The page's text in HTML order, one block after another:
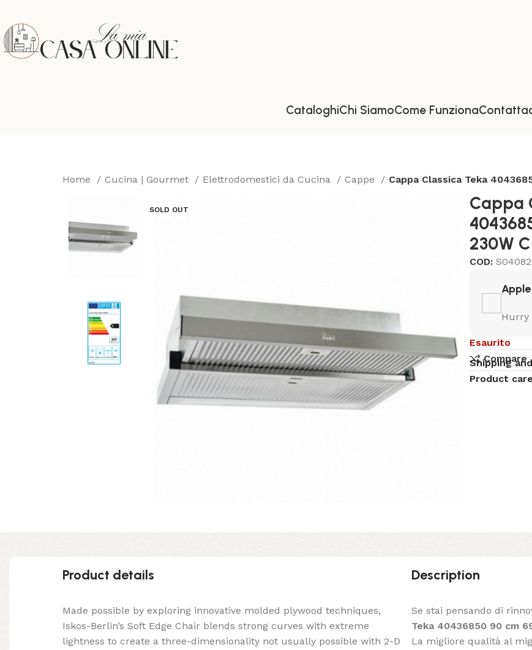
CataloghiChi SiamoCome Funziona
Home Cucina | Gourmet Elettrodomestici da Cucina Cappe Cappa Classica Teka
SOLD OUT
Cappa
230W
COD:
Hurry
Esaurito
Compare
Shipping
Product care
Product details
Made possible by exploring innovative molded plywood techniques,
Iskos-Berlin’s Soft Edge Chair blends strong curves with extreme
lightness to create a three-dimensionality not usually possible with 2-D
Description
Se stai pensando di
Teka 40436850 90 cm
La migliore qualità al